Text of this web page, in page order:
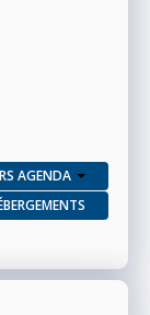
AGENDA